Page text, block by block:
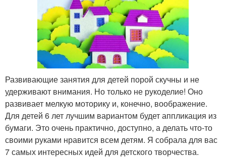
Развивающие занятия для детей порой скучны и не
удерживают внимания. Но только не рукоделие! Оно
развивает мелкую моторику и, конечно, воображение.
Для детей 6 лет лучшим вариантом будет аппликация из
бумаги. Это очень практично, доступно, а делать что-то
своими руками нравится всем детям. Я собрала для вас
7 самых интересных идей для детского творчества.